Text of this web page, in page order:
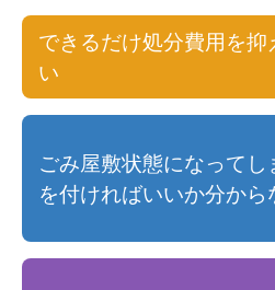
できるだけ処分費用を
い
ごみ屋敷状態になって
を付ければいいか分から